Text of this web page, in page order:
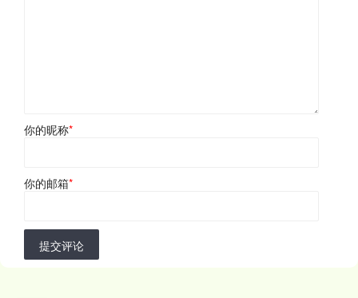
你的昵称*
你的邮箱*
提交评论